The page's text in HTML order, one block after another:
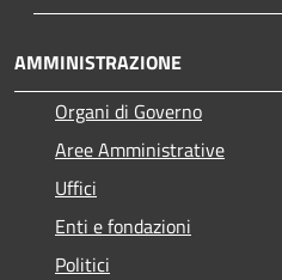
AMMINISTRAZIONE
Organi di Governo
Aree Amministrative
Uffici
Enti e fondazioni
Politici